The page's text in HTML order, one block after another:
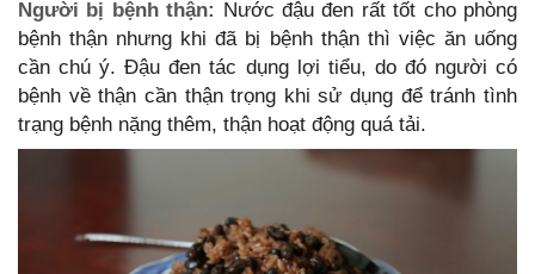
Người bị bệnh thận: Nước đậu đen rất tốt cho phòng
bệnh thận nhưng khi đã bị bệnh thận thì việc ăn uống
cần chú ý. Đậu đen tác dụng lợi tiểu, do đó người có
bệnh về thận cần thận trọng khi sử dụng để tránh tình
trạng bệnh nặng thêm, thận hoạt động quá tải.